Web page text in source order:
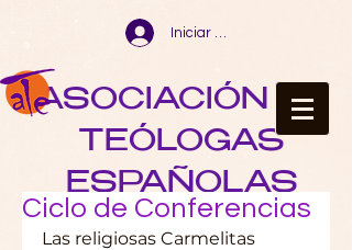
Iniciar sesión
ASOCIACIÓN DE
TEÓLOGAS
ESPAÑOLAS
Ciclo de Conferencias
Las religiosas Carmelitas